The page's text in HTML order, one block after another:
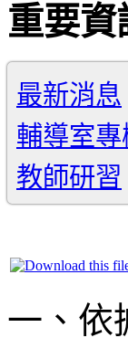
重要資
最新消息
輔導室專
教師研習
一、依